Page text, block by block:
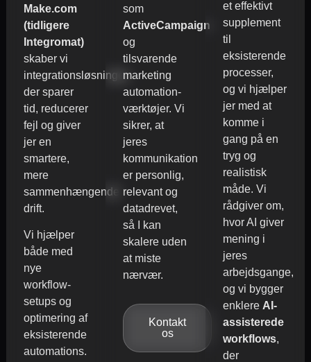
Make.com
(tidligere
Integromat)
skaber vi
integrationsløsninger,
der sparer
tid, reducerer
fejl og giver
jer en
smartere,
mere
sammenhængende
drift.
Vi hjælper
både med
nye
workflow-
setups og
optimering af
eksisterende
automations.
som
ActiveCampaign
og
tilsvarende
marketing
automation-
værktøjer. Vi
sikrer, at
jeres
kommunikation
er personlig,
relevant og
datadrevet,
så I kan
skalere uden
at miste
nærvær.
Kontakt
os
et effektivt
supplement
til
eksisterende
processer,
og vi hjælper
jer med at
komme i
gang på en
tryg og
realistisk
måde. Vi
rådgiver om,
hvor AI giver
mening i
jeres
arbejdsgange,
og vi bygger
enklere AI-
assisterede
workflows,
der